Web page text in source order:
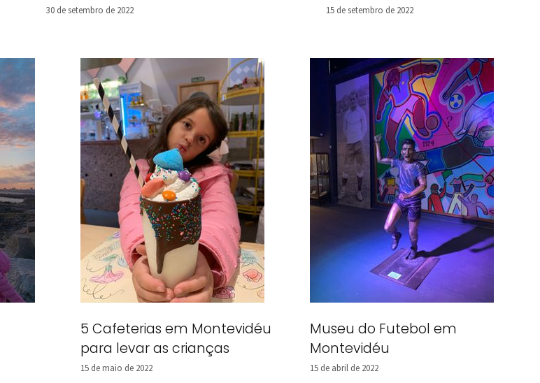
30 de setembro de 2022 15 de setembro de 2022
5 Cafeterias em Montevidéu
para levar as crianças
15 de maio de 2022
Museu do Futebol em
Montevidéu
15 de abril de 2022